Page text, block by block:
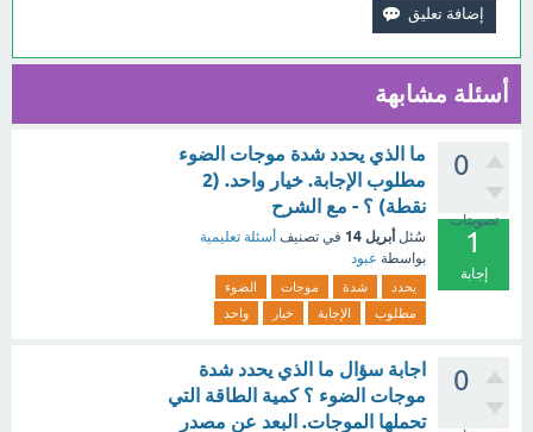
أسئلة مشابهة
0
تصويتات
1
إجابة
ما الذي يحدد شدة موجات الضوء
مطلوب الإجابة. خيار واحد. (2
نقطة) ؟ - مع الشرح
سُئل أبريل 14 في تصنيف أسئلة تعليمية
بواسطة عبود
يحدد شدة موجات
الضوء
مطلوب
الإجابة خيار واحد
0
اجابة سؤال ما الذي يحدد شدة
موجات الضوء ؟ كمية الطاقة التي
تحملها الموجات. البعد عن مصدر